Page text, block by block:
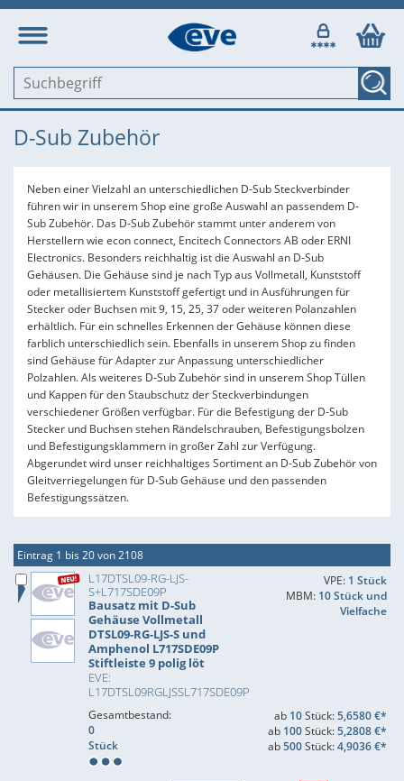
D-Sub Zubehör
Neben einer Vielzahl an unterschiedlichen D-Sub Steckverbinder
führen wir in unserem Shop eine große Auswahl an passendem D-
Sub Zubehör. Das D-Sub Zubehör stammt unter anderem von
Herstellern wie econ connect, Encitech Connectors AB oder ERNI
Electronics. Besonders reichhaltig ist die Auswahl an D-Sub
Gehäusen. Die Gehäuse sind je nach Typ aus Vollmetall, Kunststoff
oder metallisiertem Kunststoff gefertigt und in Ausführungen für
Stecker oder Buchsen mit 9, 15, 25, 37 oder weiteren Polanzahlen
erhältlich. Für ein schnelles Erkennen der Gehäuse können diese
farblich unterschiedlich sein. Ebenfalls in unserem Shop zu finden
sind Gehäuse für Adapter zur Anpassung unterschiedlicher
Polzahlen. Als weiteres D-Sub Zubehör sind in unserem Shop Tüllen
und Kappen für den Staubschutz der Steckverbindungen
verschiedener Größen verfügbar. Für die Befestigung der D-Sub
Stecker und Buchsen stehen Rändelschrauben, Befestigungsbolzen
und Befestigungsklammern in großer Zahl zur Verfügung.
Abgerundet wird unser reichhaltiges Sortiment an D-Sub Zubehör von
Gleitverriegelungen für D-Sub Gehäuse und den passenden
Befestigungssätzen.
Eintrag 1 bis 20 von 2108
L17DTSL09-RG-LJS-
S+L717SDE09P
Bausatz mit D-Sub
Gehäuse Vollmetall
DTSL09-RG-LJS-S und
Amphenol L717SDE09P
Stiftleiste 9 polig löt
EVE:
L17DTSL09RGLJSSL717SDE09P
VPE: 1 Stück
MBM: 10 Stück und
Vielfache
Gesamtbestand:
0
Stück
ab 10Stück:5,6580 €*
ab 100Stück:5,2808 €*
ab500Stück:4,9036 €*